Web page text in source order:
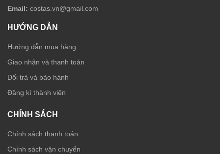
Email: costas.vn@gmail.com
HƯỚNG DẪN
Hướng dẫn mua hàng
Giao nhận và thanh toán
Đổi trả và bảo hành
Đăng kí thành viên
CHÍNH SÁCH
Chính sách thanh toán
Chính sách vận chuyển